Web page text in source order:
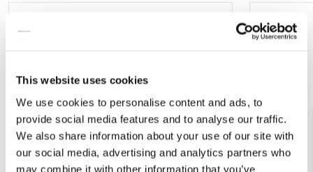
This website uses cookies
We use cookies to personalise content and ads, to
provide social media features and to analyse our traffic.
We also share information about your use of our site with
our social media, advertising and analytics partners who
may combine it with other information that you’ve
Toevoegen